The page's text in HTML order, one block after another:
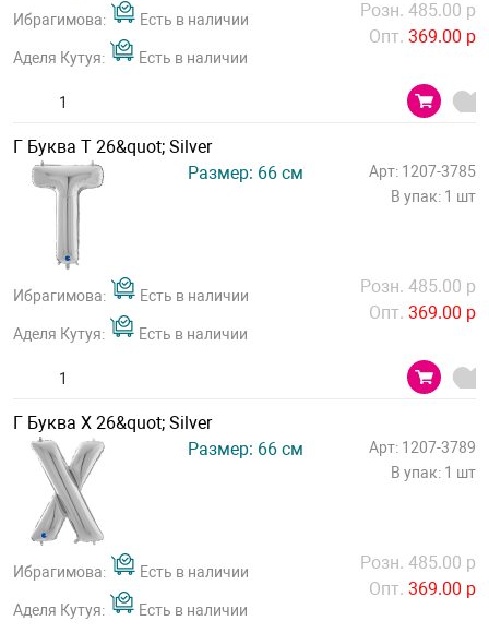
Ибрагимова: Есть в наличии
Аделя Кутуя: Есть в наличии
Розн. 485.00 р
Опт. 369.00 р
Г Буква Т 26&quot; Silver
Размер: 66 см
Арт: 1207-3785
В упак: 1 шт
Ибрагимова: Есть в наличии
Аделя Кутуя: Есть в наличии
Розн. 485.00 р
Опт. 369.00 р
Г Буква Х 26&quot; Silver
Размер: 66 см
Арт: 1207-3789
В упак: 1 шт
Ибрагимова: Есть в наличии
Аделя Кутуя: Есть в наличии
Розн. 485.00 р
Опт. 369.00 р